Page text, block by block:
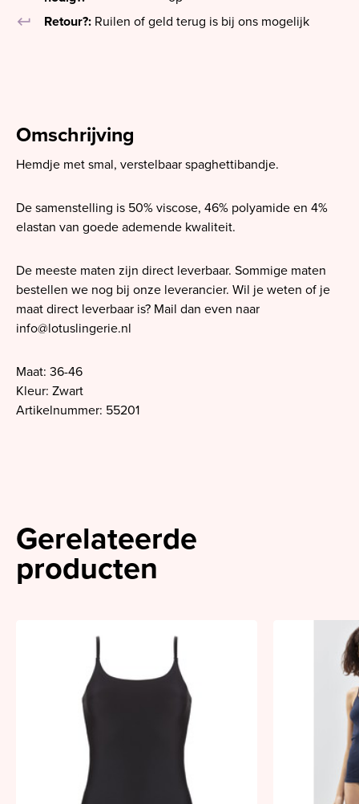
keyboard_return
Retour?: Ruilen of geld terug is bij ons mogelijk
Omschrijving
Hemdje met smal, verstelbaar spaghettibandje.
De samenstelling is 50% viscose, 46% polyamide en 4%
elastan van goede ademende kwaliteit.
De meeste maten zijn direct leverbaar. Sommige maten
bestellen we nog bij onze leverancier. Wil je weten of je
maat direct leverbaar is? Mail dan even naar
info@lotuslingerie.nl
Maat: 36-46
Kleur: Zwart
Artikelnummer: 55201
Gerelateerde
producten